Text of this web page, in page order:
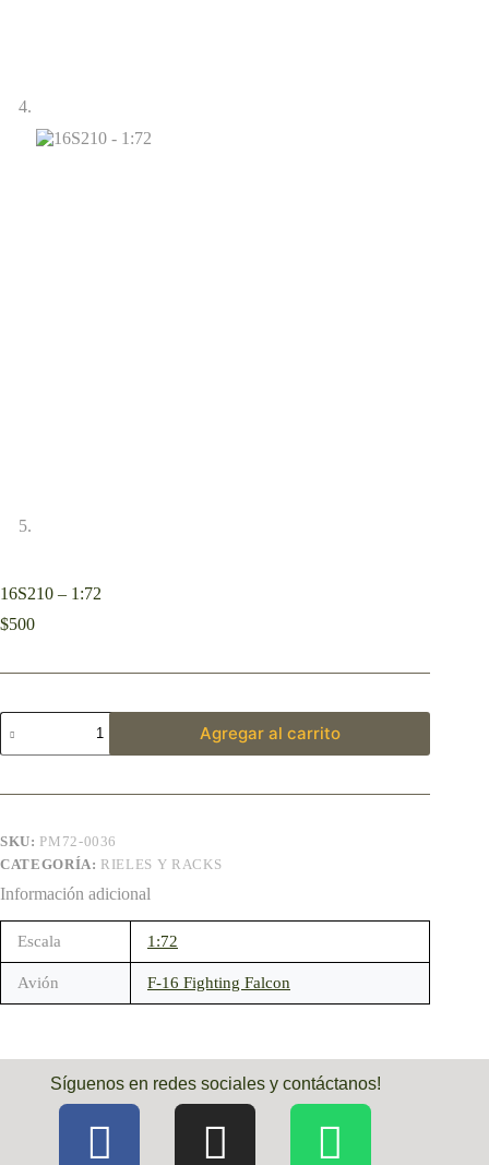
16S210 – 1:72
$500
Agregar al carrito
SKU: PM72-0036
CATEGORÍA: RIELES Y RACKS
Información adicional
Escala 1:72
Avión F-16 Fighting Falcon
Síguenos en redes sociales y contáctanos!